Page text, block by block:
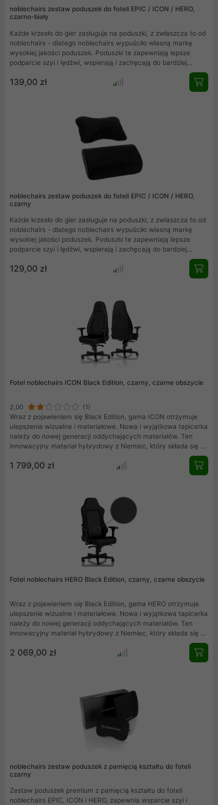
noblechairs zestaw poduszek do foteli EPIC / ICON / HERO,
czarno-biały
Każde krzesło do gier zasługuje na poduszki, z zwłaszcza to od
noblechairs - dlatego noblechairs wypuściło własną markę
wysokiej jakości poduszek. Poduszki te zapewniają lepsze
podparcie szyi i lędźwi, wspierają i zachęcają do bardziej
jeszcze bardziej wygodnymi niż były do tej pory. Dzięki
139,00 zł
noblechairs zestaw poduszek do foteli EPIC / ICON / HERO,
czarny
Każde krzesło do gier zasługuje na poduszki, z zwłaszcza to od
noblechairs - dlatego noblechairs wypuściło własną markę
wysokiej jakości poduszek. Poduszki te zapewniają lepsze
podparcie szyi i lędźwi, wspierają i zachęcają do bardziej
jeszcze bardziej wygodnymi niż były do tej pory. Dzięki
129,00 zł
Fotel noblechairs ICON Black Edition, czarny, czarne obszycie
2,00
(1)
Wraz z pojawieniem się Black Edition, gama ICON otrzymuje
ulepszenie wizualne i materiałowe. Nowa i wyjątkowa tapicerka
należy do nowej generacji oddychających materiałów. Ten
innowacyjny materiał hybrydowy z Niemiec, który składa się z
cechy obu rodzajów. Rezultatem jest wyjątkowo miękka
powierzchnia, która jest wyjątkowo trwała. Ponadto nowe
pomagają dopełnić tę stylizację premium do już i tak wysokiej
1 799,00 zł
Fotel noblechairs HERO Black Edition, czarny, czarne obszycie
Wraz z pojawieniem się Black Edition, gama HERO otrzymuje
ulepszenie wizualne i materiałowe. Nowa i wyjątkowa tapicerka
należy do nowej generacji oddychających materiałów. Ten
innowacyjny materiał hybrydowy z Niemiec, który składa się z
cechy obu rodzajów. Rezultatem jest wyjątkowo miękka
powierzchnia, która jest wyjątkowo trwała. Ponadto nowe
nową stylizację premium do już i tak wysokiej jakości fotela do
2 069,00 zł
noblechairs zestaw poduszek z pamięcią kształtu do foteli
czarny
Zestaw poduszek premium z pamięcią kształtu do foteli
noblechairs EPIC, ICON i HERO, zapewnia wsparcie szyi i